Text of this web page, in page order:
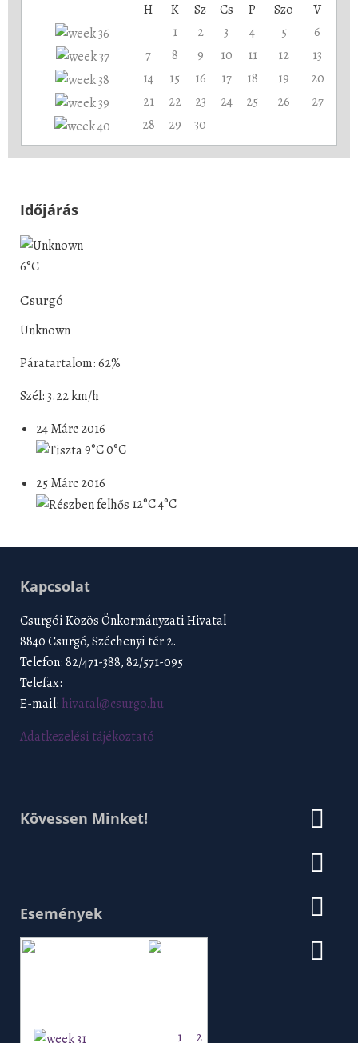
H K Sz Cs P Szo
V
1
2 3 4 5
6
7
8 9 10 11 12
13
14
15 16 17 18 19
20
21
22 23 24 25 26
27
28
29 30
Időjárás
6°C
Csurgó
Unknown
Páratartalom: 62%
Szél: 3.22 km/h
24 Márc 2016
9°C0°C
25 Márc 2016
12°C4°C
Kapcsolat
Csurgói Közös Önkormányzati Hivatal
8840 Csurgó, Széchenyi tér 2.
Telefon: 82/471-388, 82/571-095
Telefax:
E-mail: hivatal@csurgo.hu
Adatkezelési tájékoztató
Kövessen Minket!
Események
1
2